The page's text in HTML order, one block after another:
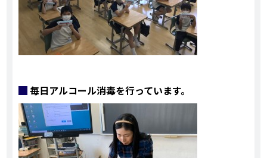
毎日アルコール消毒を行っています。